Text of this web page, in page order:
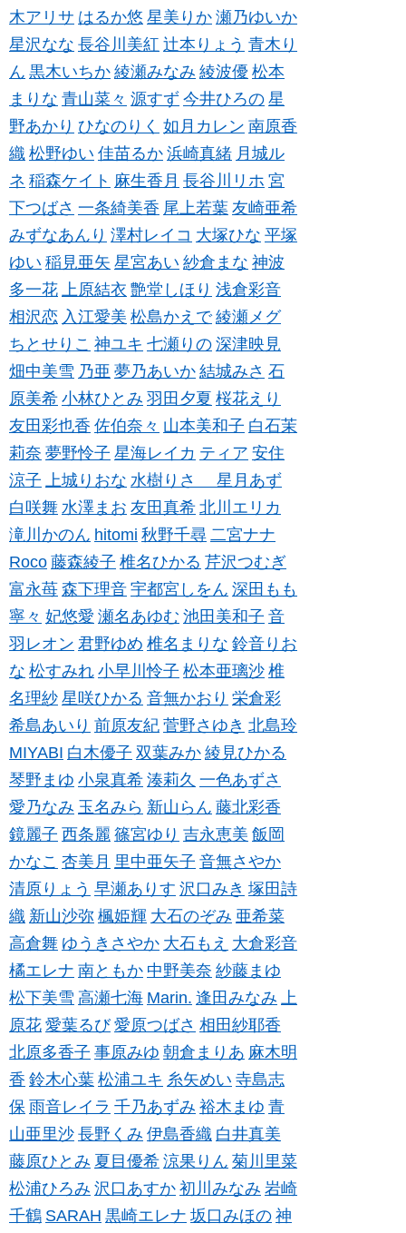
木アリサ はるか悠 星美りか 瀬乃ゆいか
星沢なな 長谷川美紅 辻本りょう 青木り
ん 黒木いちか 綾瀬みなみ 綾波優 松本
まりな 青山菜々 源すず 今井ひろの 星
野あかり ひなのりく 如月カレン 南原香
織 松野ゆい 佳苗るか 浜崎真緒 月城ル
ネ 稲森ケイト 麻生香月 長谷川リホ 宮
下つばさ 一条綺美香 尾上若葉 友崎亜希
みずなあんり 澤村レイコ 大塚ひな 平塚
ゆい 稲見亜矢 星宮あい 紗倉まな 神波
多一花 上原結衣 艶堂しほり 浅倉彩音
相沢恋 入江愛美 松島かえで 綾瀬メグ
ちとせりこ 神ユキ 七瀬りの 深津映見
畑中美雪 乃亜 夢乃あいか 結城みさ 石
原美希 小林ひとみ 羽田夕夏 桜花えり
友田彩也香 佐伯奈々 山本美和子 白石茉
莉奈 夢野怜子 星海レイカ ティア 安住
涼子 上城りおな 水樹りさ 星月あず
白咲舞 水澤まお 友田真希 北川エリカ
滝川かのん hitomi 秋野千尋 二宮ナナ
Roco 藤森綾子 椎名ひかる 芹沢つむぎ
富永苺 森下理音 宇都宮しをん 深田もも
寧々 妃悠愛 瀬名あゆむ 池田美和子 音
羽レオン 君野ゆめ 椎名まりな 鈴音りお
な 松すみれ 小早川怜子 松本亜璃沙 椎
名理紗 星咲ひかる 音無かおり 栄倉彩
希島あいり 前原友紀 菅野さゆき 北島玲
MIYABI 白木優子 双葉みか 綾見ひかる
琴野まゆ 小泉真希 湊莉久 一色あずさ
愛乃なみ 玉名みら 新山らん 藤北彩香
鏡麗子 西条麗 篠宮ゆり 吉永恵美 飯岡
かなこ 杏美月 里中亜矢子 音無さやか
清原りょう 早瀬ありす 沢口みき 塚田詩
織 新山沙弥 楓姫輝 大石のぞみ 亜希菜
高倉舞 ゆうきさやか 大石もえ 大倉彩音
橘エレナ 南ともか 中野美奈 紗藤まゆ
松下美雪 高瀬七海 Marin. 逢田みなみ 上
原花 愛葉るび 愛原つばさ 相田紗耶香
北原多香子 事原みゆ 朝倉まりあ 麻木明
香 鈴木心葉 松浦ユキ 糸矢めい 寺島志
保 雨音レイラ 千乃あずみ 裕木まゆ 青
山亜里沙 長野くみ 伊島香織 白井真美
藤原ひとみ 夏目優希 涼果りん 菊川里菜
松浦ひろみ 沢口あすか 初川みなみ 岩崎
千鶴 SARAH 黒崎エレナ 坂口みほの 神